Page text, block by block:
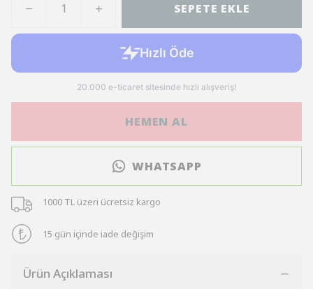
SEPETE EKLE
HEMEN AL
WHATSAPP
1000 TL üzeri ücretsiz kargo
15 gün içinde iade değişim
Ürün Açıklaması